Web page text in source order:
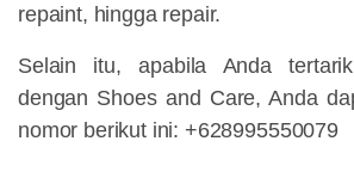
repaint, hingga repair.
Selain itu, apabila Anda
dengan Shoes and Care, Anda
nomor berikut ini: +628995550079